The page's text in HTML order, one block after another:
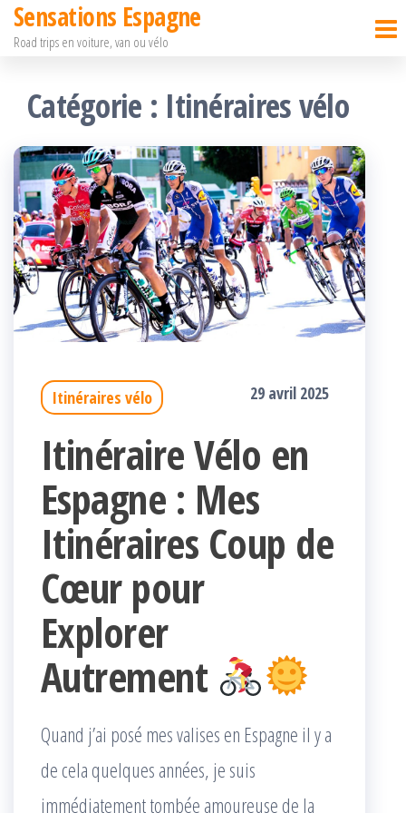
Passer
contenu
Sensations Espagne
Road trips en voiture, van ou vélo
Catégorie : Itinéraires vélo
Itinéraires vélo 29 avril 2025
Itinéraire Vélo en
Espagne : Mes
Itinéraires Coup de
Cœur pour
Explorer
Autrement
Quand j’ai posé mes valises en Espagne il y a
de cela quelques années, je suis
immédiatement tombée amoureuse de la